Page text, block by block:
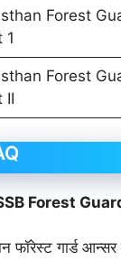
Forest
1
Forest
II
Forest
फॉरेस्ट गार्ड